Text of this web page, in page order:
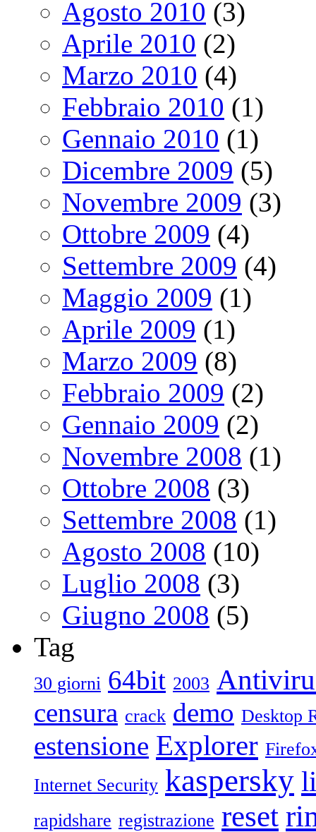
Agosto 2010 (3)
Aprile 2010 (2)
Marzo 2010 (4)
Febbraio 2010 (1)
Gennaio 2010 (1)
Dicembre 2009 (5)
Novembre 2009 (3)
Ottobre 2009 (4)
Settembre 2009 (4)
Maggio 2009 (1)
Aprile 2009 (1)
Marzo 2009 (8)
Febbraio 2009 (2)
Gennaio 2009 (2)
Novembre 2008 (1)
Ottobre 2008 (3)
Settembre 2008 (1)
Agosto 2008 (10)
Luglio 2008 (3)
Giugno 2008 (5)
Tag
30 giorni 64bit 2003
censura crack demo Desktop
estensione Explorer
Internet Security kaspersky
rapidshare registrazione reset